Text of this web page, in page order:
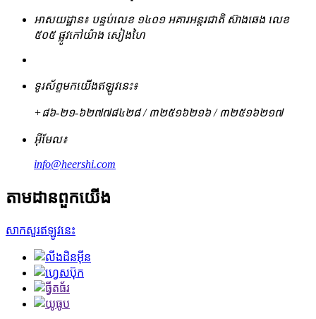
អាសយដ្ឋាន៖ បន្ទប់លេខ ១៤០១ អគារអន្តរជាតិ ស៊ាងឆេង លេខ
៥០៥ ផ្លូវកៅយ៉ាង សៀងហៃ
ទូរស័ព្ទមកយើងឥឡូវនេះ៖
+៨៦-២១-៦២៧៧៨៤២៨ / ៣២៥១៦២១៦ / ៣២៥១៦២១៧
អ៊ីមែល៖
info@heershi.com
តាមដានពួកយើង
សាកសួរឥឡូវនេះ